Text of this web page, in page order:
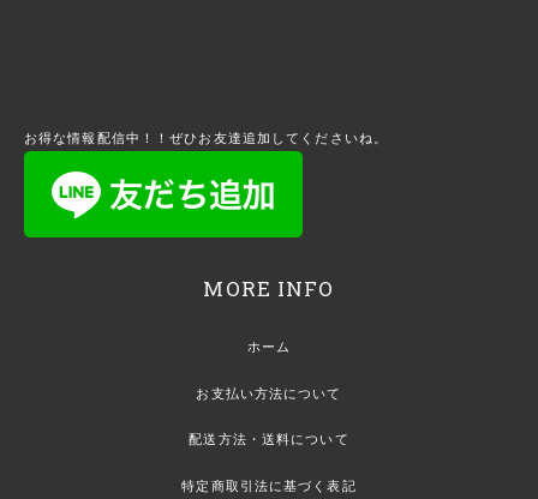
お得な情報配信中！！ぜひお友達追加してくださいね。
MORE INFO
ホーム
お支払い方法について
配送方法・送料について
特定商取引法に基づく表記